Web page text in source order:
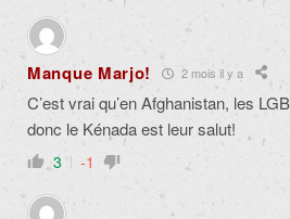
Manque Marjo! 2 mois il y a
C’est vrai qu’en Afghanistan, les
donc le Kénada est leur salut!
3 -1